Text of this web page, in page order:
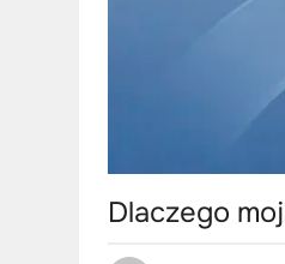
Dlaczego